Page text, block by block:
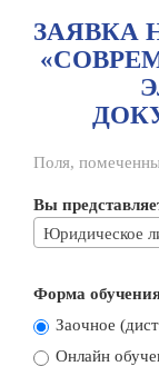
ЗАЯВКА
Поля,
Вы
Юридическое
Форма
Заочное
Онлайн